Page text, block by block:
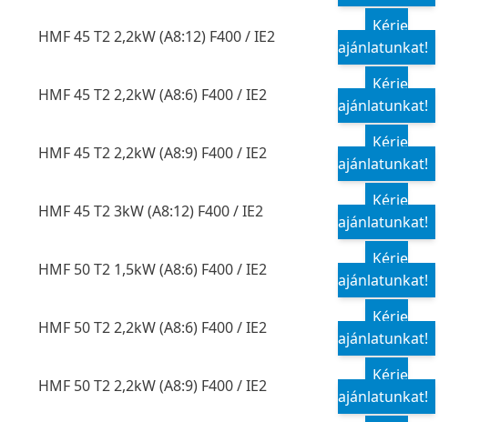
HMF 45 T2 2,2kW (A8:12) F400 / IE2
Kérje
ajánlatunkat!
HMF 45 T2 2,2kW (A8:6) F400 / IE2
Kérje
ajánlatunkat!
HMF 45 T2 2,2kW (A8:9) F400 / IE2
Kérje
ajánlatunkat!
HMF 45 T2 3kW (A8:12) F400 / IE2
Kérje
ajánlatunkat!
HMF 50 T2 1,5kW (A8:6) F400 / IE2
Kérje
ajánlatunkat!
HMF 50 T2 2,2kW (A8:6) F400 / IE2
Kérje
ajánlatunkat!
HMF 50 T2 2,2kW (A8:9) F400 / IE2
Kérje
ajánlatunkat!